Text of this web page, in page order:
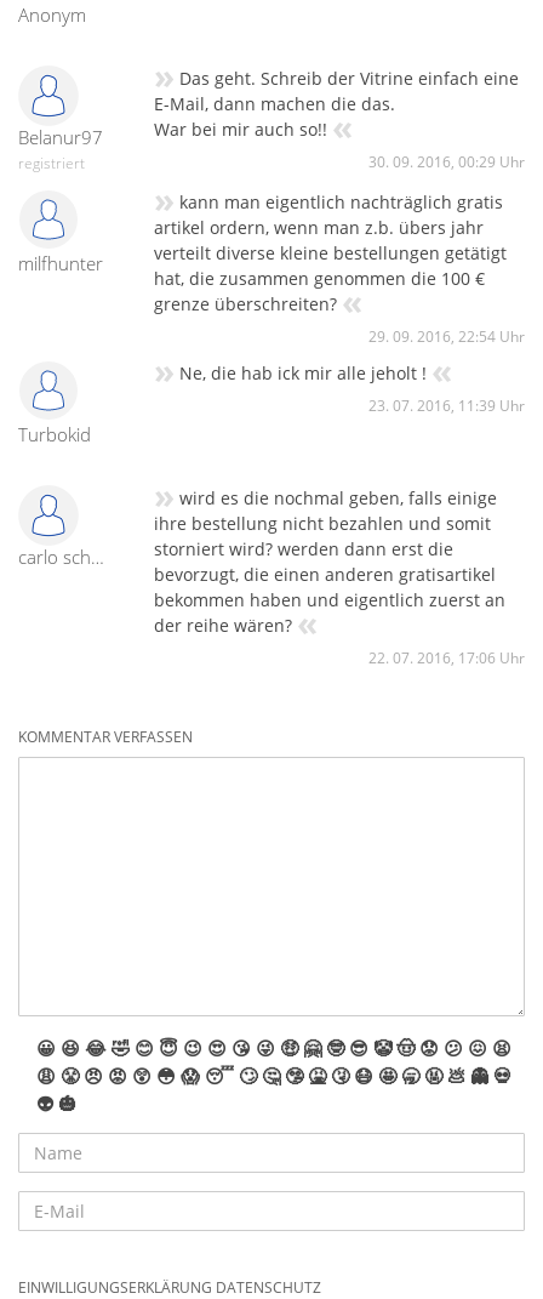
Anonym
Belanur97
registriert
» Das geht. Schreib der Vitrine einfach eine
E-Mail, dann machen die das.
War bei mir auch so!! «
30. 09. 2016, 00:29 Uhr
milfhunter
» kann man eigentlich nachträglich gratis
artikel ordern, wenn man z.b. übers jahr
verteilt diverse kleine bestellungen getätigt
hat, die zusammen genommen die 100 €
grenze überschreiten? «
29. 09. 2016, 22:54 Uhr
Turbokid
» Ne, die hab ick mir alle jeholt ! «
23. 07. 2016, 11:39 Uhr
carlo schmidt
» wird es die nochmal geben, falls einige
ihre bestellung nicht bezahlen und somit
storniert wird? werden dann erst die
bevorzugt, die einen anderen gratisartikel
bekommen haben und eigentlich zuerst an
der reihe wären? «
22. 07. 2016, 17:06 Uhr
KOMMENTAR VERFASSEN
😀 😆 😂🤣 😊 😇 😉 😍 😘 😜 🤑 🤗 🤓 😎 🤡🤠 😟 😕 😖 😫
😩 😤 😠 😡 😲 😳 😱 😴 🙄 🤔 🤥 🤮 🤧 😷 🤩 🥱 🤬 💩 👻 💀
👽 🎃
EINWILLIGUNGSERKLÄRUNG DATENSCHUTZ